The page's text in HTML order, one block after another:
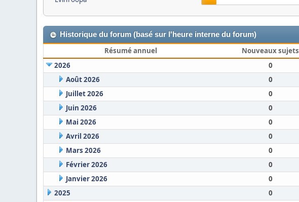
Historique du forum (basé sur l'heure interne du forum)
Résumé annuel Nouveaux sujets
2026
0
Août 2026
0
Juillet 2026
0
Juin 2026
0
Mai 2026
0
Avril 2026
0
Mars 2026
0
Février 2026
0
Janvier 2026
0
2025
0